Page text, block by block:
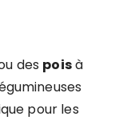
des poisà
pour les